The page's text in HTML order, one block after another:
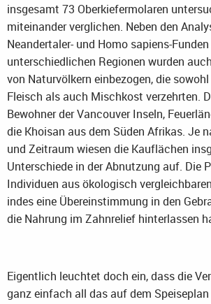
insgesamt 73 Oberkiefermolaren
miteinander verglichen. Neben den
Neandertaler- und Homo sapiens-
unterschiedlichen Regionen wurden
von Naturvölkern einbezogen, die
Fleisch als auch Mischkost verzehrten.
Bewohner der Vancouver Inseln,
die Khoisan aus dem Süden Afrikas. Je
und Zeitraum wiesen die Kauflächen
Unterschiede in der Abnutzung auf. Die
Individuen aus ökologisch
indes eine Übereinstimmung in den
die Nahrung im Zahnrelief hinterlassen
Eigentlich leuchtet doch ein, dass die
ganz einfach all das auf dem